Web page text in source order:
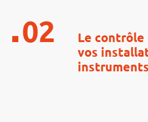
02
Le
vos